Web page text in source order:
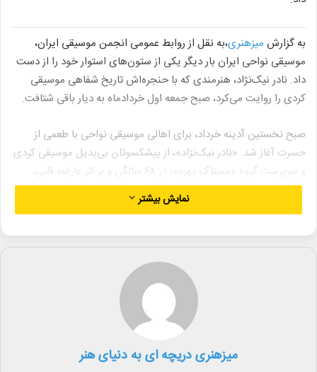
به گزارش میزهنری،به نقل از روابط عمومی انجمن موسیقی ایران،
موسیقی نواحی ایران بار دیگر یکی از ستون‌های استوار خود را از دست
داد. نادر نیک‌نژاد، هنرمندی که با حنجره‌اش تاریخ شفاهی موسیقی
کردی را روایت می‌کرد، صبح جمعه اول خردادماه به دیار باقی شتافت.
صبح نخستین آدینه خرداد، برای اهالی موسیقی نواحی با طعمی از
حسرت آغاز شد. «نادر نیک‌نژاد»، از پیشکسوتان بی‌بدیل موسیقی کردی
و سرپرست گروه «مستاگ پهره»، در ۶۸ سالگی و بر اثر عارضه قلبی،
آخرین نت زندگی‌اش را بر صفحه روزگار نگاشت.
اصالت در موسیقی نواحی دانست. کسی که در دنیای پرهیاهوی
مدرنیته، همواره بر مدار سنت‌های موسیقیِ زادگاهش چرخید و اجازه
نداد اصالت‌های صوتی کُردی در گذر زمان غبار فراموشی بگیرند. دریافت
نشان درجه یک هنری از وزارت فرهنگ و ارشاد اسلامی، گواهی است بر
وزن هنری این استاد فقید؛ نشانی که تنها به کسانی تعلق می‌گیرد که
عمر خود را نه در پی شهرت‌های زودگذر، که در راه حفظ میراث فرهنگی
این سرزمین صرف کرده‌اند.
نمایش بیشتر
میزهنری دریچه ای به دنیای هنر